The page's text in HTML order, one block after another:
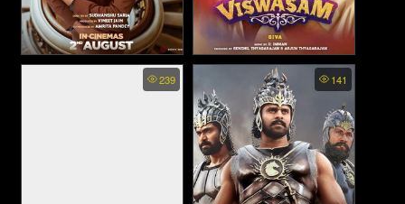
Ulajh - กับดักทมิฬ (2024)
Viswasam - วิสวาซัม คุณพ่อ
สายระห่ำ (2019)
239 141